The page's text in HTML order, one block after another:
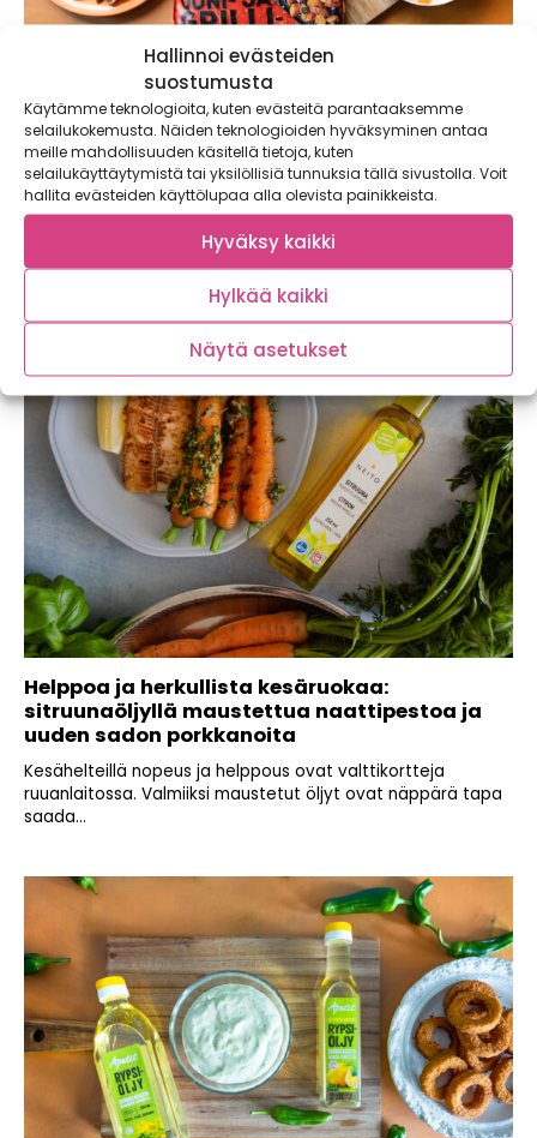
Hallinnoi evästeiden
suostumusta
Käytämme teknologioita, kuten evästeitä parantaaksemme
selailukokemusta. Näiden teknologioiden hyväksyminen antaa
meille mahdollisuuden käsitellä tietoja, kuten
selailukäyttäytymistä tai yksilöllisiä tunnuksia tällä sivustolla. Voit
hallita evästeiden käyttölupaa alla olevista painikkeista.
Hyväksy kaikki
Hylkää kaikki
Näytä asetukset
Luottoreseptillä lisää kasviksia arkeen:
lempeän chilisen vegepyttipannun kruunaa
raikas porkkanasalaatti
tilausta. Lempeän chilinen vegepyttipannu valmistuu
rivakasti...
Helppoa ja herkullista kesäruokaa:
sitruunaöljyllä maustettua naattipestoa ja
uuden sadon porkkanoita
Kesähelteillä nopeus ja helppous ovat valttikortteja
ruuanlaitossa. Valmiiksi maustetut öljyt ovat näppärä tapa
saada...